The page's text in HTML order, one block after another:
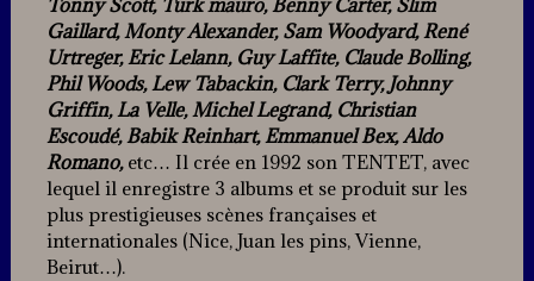
Tonny Scott, Turk mauro, Benny Carter, Slim
Gaillard, Monty Alexander, Sam Woodyard, René
Urtreger, Eric Lelann, Guy Laffite, Claude Bolling,
Phil Woods, Lew Tabackin, Clark Terry, Johnny
Griffin, La Velle, Michel Legrand, Christian
Escoudé, Babik Reinhart, Emmanuel Bex, Aldo
Romano,etc… Il crée en 1992 son TENTET, avec
lequel il enregistre 3 albums et se produit sur les
plus prestigieuses scènes françaises et
internationales (Nice, Juan les pins, Vienne,
Beirut…).